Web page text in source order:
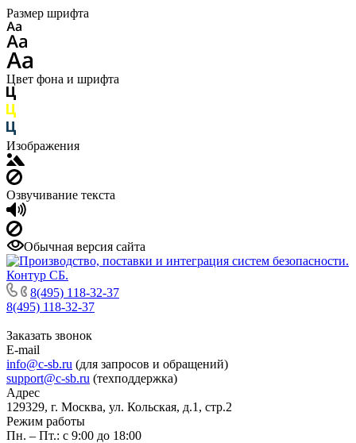
Размер шрифта
Цвет фона и шрифта
Изображения
Озвучивание текста
Обычная версия сайта
8(495) 118-32-37
8(495) 118-32-37
Заказать звонок
E-mail
info@c-sb.ru (для запросов и обращений)
support@c-sb.ru (техподдержка)
Адрес
129329, г. Москва, ул. Кольская, д.1, стр.2
Режим работы
Пн. – Пт.: с 9:00 до 18:00